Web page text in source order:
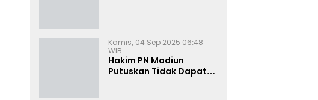
Kamis, 04 Sep 2025 06:48
WIB
Hakim PN Madiun
Putuskan Tidak Dapat